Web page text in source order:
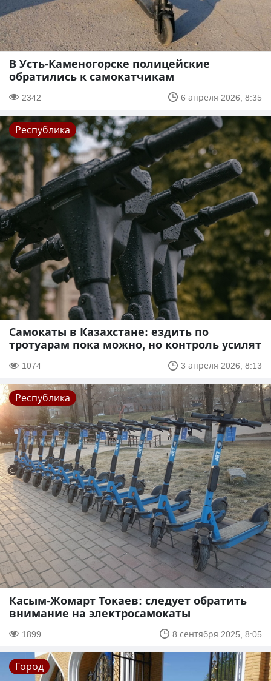
В Усть-Каменогорске полицейские
обратились к самокатчикам
2342 6 апреля 2026, 8:35
Республика
Самокаты в Казахстане: ездить по
тротуарам пока можно, но контроль усилят
1074 3 апреля 2026, 8:13
Республика
Касым-Жомарт Токаев: следует обратить
внимание на электросамокаты
1899 8 сентября 2025, 8:05
Город